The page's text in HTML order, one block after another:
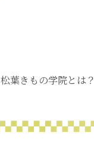
松葉きもの学院とは？